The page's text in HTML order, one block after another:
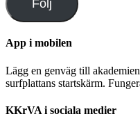
Följ
App i mobilen
Lägg en genväg till
surfplattans startskärm.
KKrVA i sociala medier